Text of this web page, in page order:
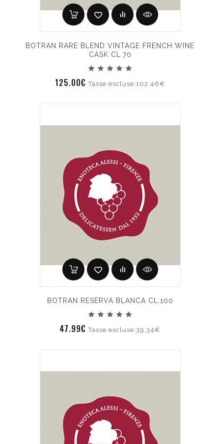
BOTRAN RARE BLEND VINTAGE FRENCH WINE
CASK CL.70
125.00€Tasse escluse:102.46€
BOTRAN RESERVA BLANCA CL.100
47.99€Tasse escluse:39.34€